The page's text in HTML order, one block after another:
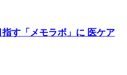
す「メモラボ」に 医ケア